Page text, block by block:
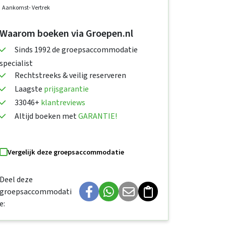
Aankomst- Vertrek
Waarom boeken via Groepen.nl
Sinds 1992 de groepsaccommodatie
specialist
Rechtstreeks & veilig reserveren
Laagste prijsgarantie
33046+ klantreviews
Altijd boeken metGARANTIE!
Vergelijk deze groepsaccommodatie
Deel deze
groepsaccommodati
e: